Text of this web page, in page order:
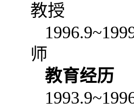
教授
师
教育经历